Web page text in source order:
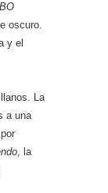
oscuro.
y el
La
a una
, la